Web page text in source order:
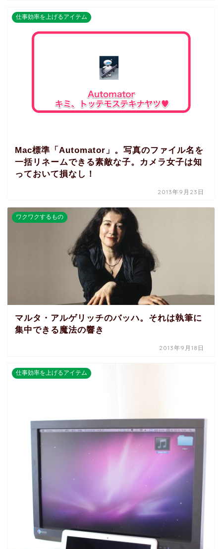
仕事効率を上げるアイテム
Mac標準「Automator」。写真のファイル名を
一括リネームできる素敵な子。カメラ女子は知
っておいて損なし！
2013年9月23日
ワクワクするもの
マルタ・アルゲリッチのバッハ。それは執筆に
集中できる魔法の響き
2013年9月18日
仕事効率を上げるアイテム